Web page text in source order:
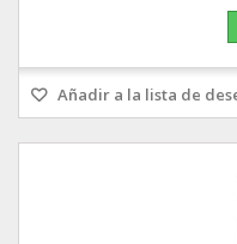
Añadir a la lista de